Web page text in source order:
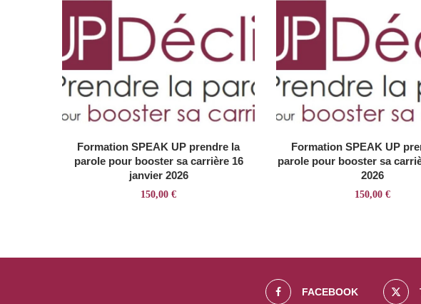
Formation SPEAK UP prendre la
parole pour booster sa carrière 16
janvier 2026
150,00 €
Formation SPEAK UP
parole pour booster sa
2026
150,00 €
FACEBOOK